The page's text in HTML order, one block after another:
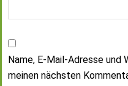
Name, E-Mail-Adresse und
meinen nächsten